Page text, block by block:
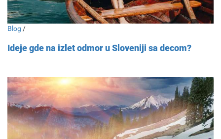
Blog /
Ideje gde na izlet odmor u Sloveniji sa decom?